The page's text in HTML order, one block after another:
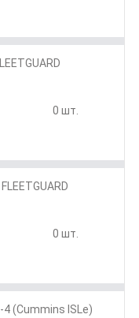
0 шт.
0 шт.
(Cummins ISLe)